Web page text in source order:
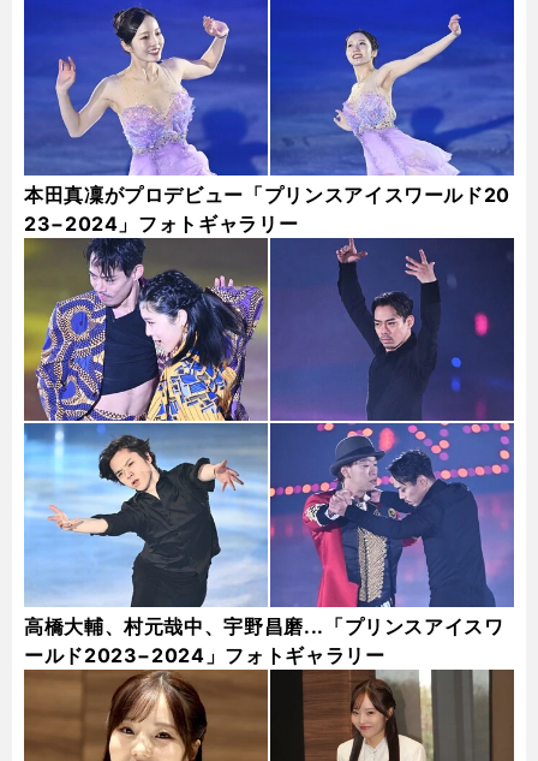
本田真凜がプロデビュー「プリンスアイスワールド20
23−2024」フォトギャラリー
高橋大輔、村元哉中、宇野昌磨...「プリンスアイスワ
ールド2023−2024」フォトギャラリー